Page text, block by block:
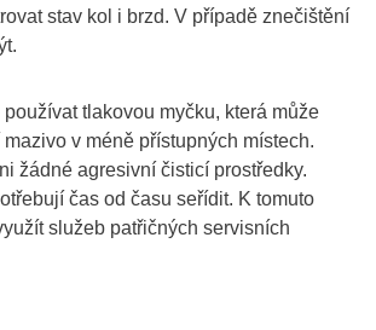
stav kol i brzd. V případě znečištění
tlakovou myčku, která může
v méně přístupných místech.
žádné agresivní čisticí prostředky.
čas od času seřídit. K tomuto
služeb patřičných servisních